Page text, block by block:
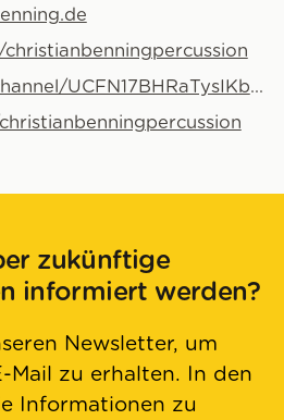
youtube.com/channel/UCFN17BHRaTysIKbS_v89f_w/featured
zukünftige
informiert werden?
Newsletter, um
Mail zu erhalten. In den
Informationen zu